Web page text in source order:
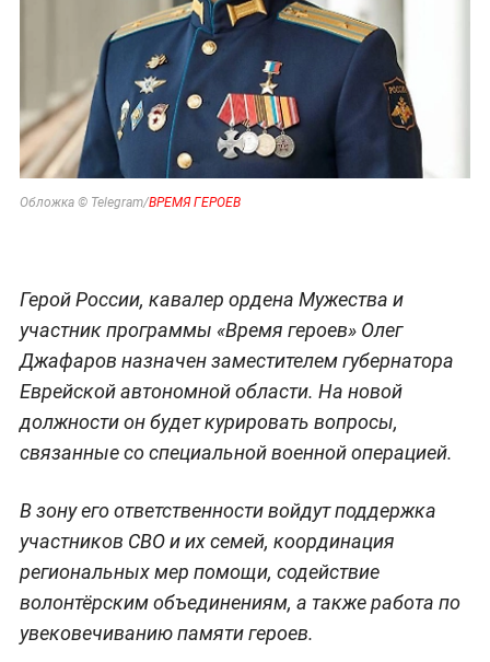
Обложка © Telegram/ВРЕМЯ ГЕРОЕВ
Герой России, кавалер ордена Мужества и
участник программы «Время героев» Олег
Джафаров назначен заместителем губернатора
Еврейской автономной области. На новой
должности он будет курировать вопросы,
связанные со специальной военной операцией.
В зону его ответственности войдут поддержка
участников СВО и их семей, координация
региональных мер помощи, содействие
волонтёрским объединениям, а также работа по
увековечиванию памяти героев.